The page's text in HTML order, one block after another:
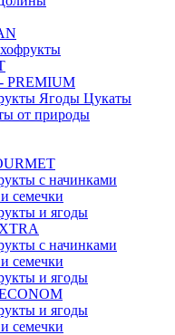
Ягоды Цукаты
от природы
с начинками
семечки
и ягоды
с начинками
семечки
и ягоды
и ягоды
семечки